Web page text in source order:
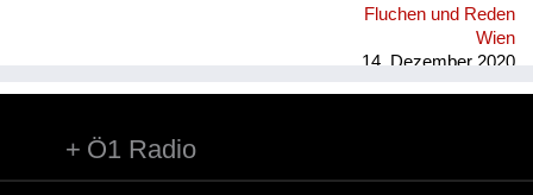
Fluchen und Reden
Wien
14. Dezember 2020
Ö1 Radio